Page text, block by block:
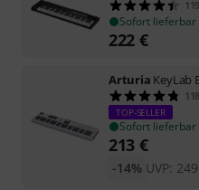
119
Sofort lieferbar
222 €
Arturia KeyLab
118
TOP-SELLER
Sofort lieferbar
213 €
UVP: 249
-14%